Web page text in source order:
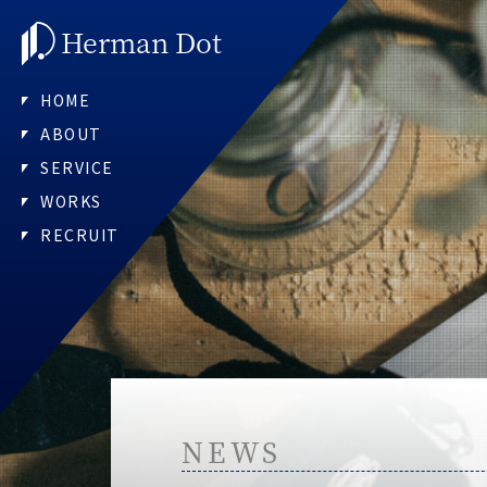
Herman Dot
HOME
ABOUT
SERVICE
WORKS
RECRUIT
NEWS